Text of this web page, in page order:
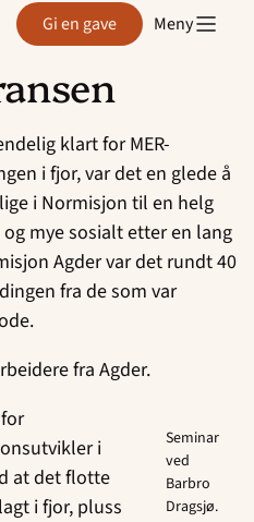
Gi en gave Meny
klart for MER-
i fjor, var det en glede å
i Normisjon til en helg
mye sosialt etter en lang
Agder var det rundt 40
fra de som var
fra Agder.
Seminar
ved
Barbro
Dragsjø.
i
at det flotte
i fjor, pluss